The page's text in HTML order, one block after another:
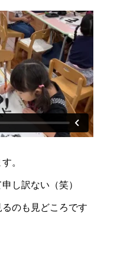
。
し訳ない（笑）
のも見どころです